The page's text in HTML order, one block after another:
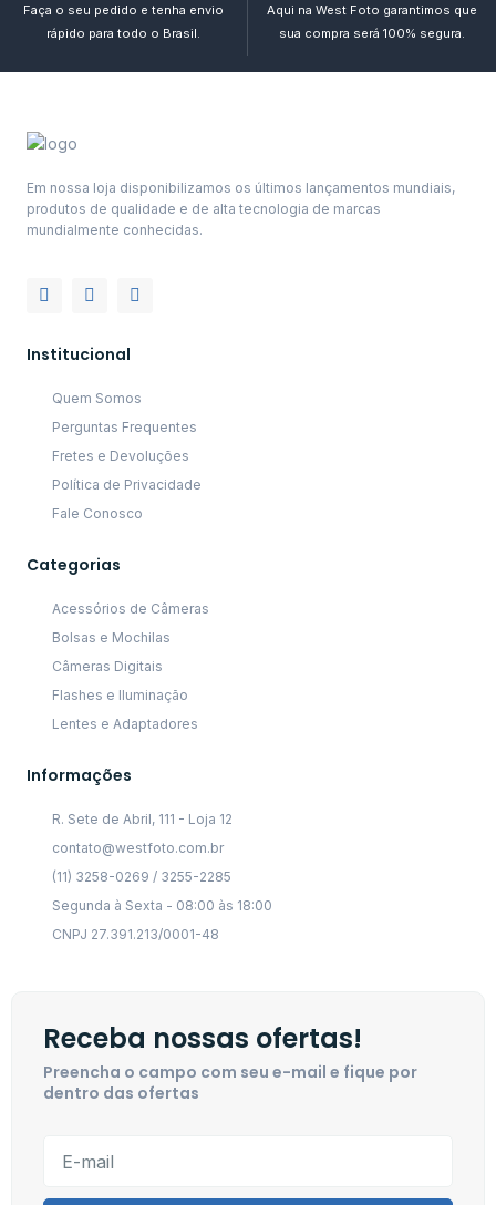
Faça o seu pedido e tenha envio
rápido para todo o Brasil.
Aqui na West Foto garantimos que
sua compra será 100% segura.
Em nossa loja disponibilizamos os últimos lançamentos mundiais,
produtos de qualidade e de alta tecnologia de marcas
mundialmente conhecidas.
Institucional
Quem Somos
Perguntas Frequentes
Fretes e Devoluções
Política de Privacidade
Fale Conosco
Categorias
Acessórios de Câmeras
Bolsas e Mochilas
Câmeras Digitais
Flashes e Iluminação
Lentes e Adaptadores
Informações
R. Sete de Abril, 111 - Loja 12
contato@westfoto.com.br
(11) 3258-0269 / 3255-2285
Segunda à Sexta - 08:00 às 18:00
CNPJ 27.391.213/0001-48
Receba nossas ofertas!
Preencha o campo com seu e-mail e fique por
dentro das ofertas